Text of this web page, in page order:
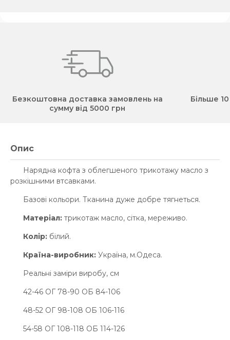
Безкоштовна доставка замовлень на
сумму від 5000 грн
Більше
Опис
Нарядна кофта з облегшеного трикотажу масло з
розкішними втсавками.
Базові кольори. Тканина дуже добре тягнеться.
Матеріал: трикотаж масло, сітка, мереживо.
Колір: білий.
Країна-виробник: Україна, м.Одеса.
Реальні заміри виробу, см
42-46 ОГ 78-90 ОБ 84-106
48-52 ОГ 98-108 ОБ 106-116
54-58 ОГ 108-118 ОБ 114-126